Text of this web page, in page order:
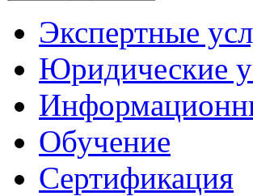
Экспертные
Юридические
Обучение
Сертификация